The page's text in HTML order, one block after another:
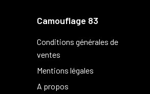
Camouflage 83
Conditions générales de
ventes
Mentions légales
A propos